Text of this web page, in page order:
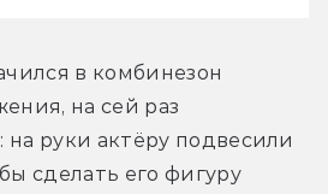
в комбинезон
на сей раз
руки актёру подвесили
сделать его фигуру